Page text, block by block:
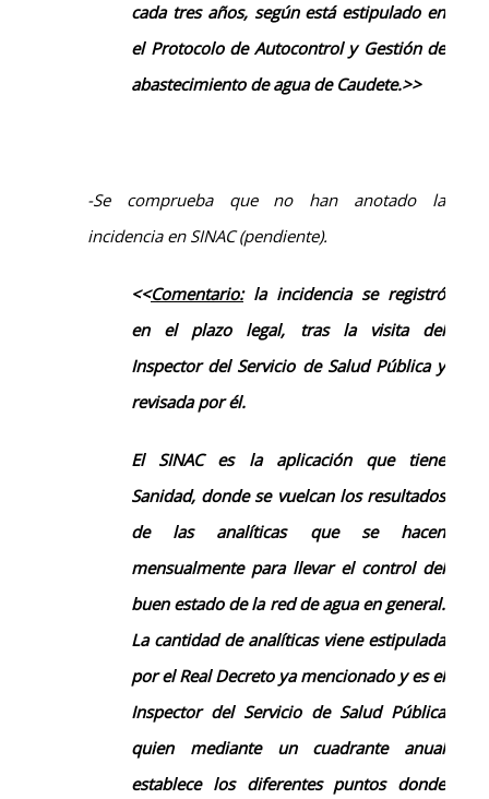
cada tres años, según está estipulado en
el Protocolo de Autocontrol y Gestión de
abastecimiento de agua de Caudete.>>
-Se comprueba que no han anotado la
incidencia en SINAC (pendiente).
<<Comentario:la incidencia se registró
en el plazo legal, tras la visita del
Inspector del Servicio de Salud Pública y
revisada por él.
El SINAC es la aplicaciónque tiene
Sanidad, donde se vuelcan los resultados
de las analíticas que se hacen
mensualmente para llevar el control del
buen estado de la red de agua en general.
La cantidad deanalíticas viene estipulada
por el Real Decreto ya mencionado y es el
Inspector del Servicio de Salud Pública
quien mediante un cuadrante anual
establece los diferentes puntos donde